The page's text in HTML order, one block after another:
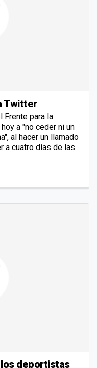
Twitter
Frente para la
a "no ceder ni un
al hacer un llamado
a cuatro días de las
los deportistas